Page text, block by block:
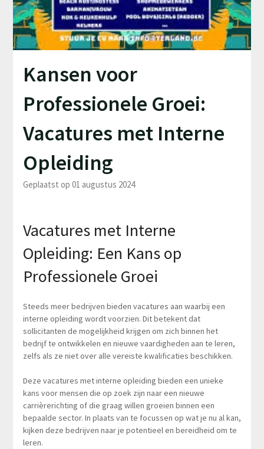
Kansen voor
Professionele Groei:
Vacatures met Interne
Opleiding
Geplaatst op 01 augustus 2024
Vacatures met Interne
Opleiding: Een Kans op
Professionele Groei
Steeds meer bedrijven bieden vacatures aan waarbij een
interne opleiding wordt voorzien. Dit betekent dat
sollicitanten de mogelijkheid krijgen om zich binnen het
bedrijf te ontwikkelen en nieuwe vaardigheden aan te leren,
zelfs als ze niet over alle vereiste kwalificaties beschikken.
Deze vacatures met interne opleiding bieden een unieke
kans voor mensen die op zoek zijn naar een nieuwe
carrièrerichting of die graag willen groeien binnen een
bepaalde sector. In plaats van te focussen op wat je nu al kan,
kijken deze bedrijven naar je potentieel en bereidheid om te
leren.